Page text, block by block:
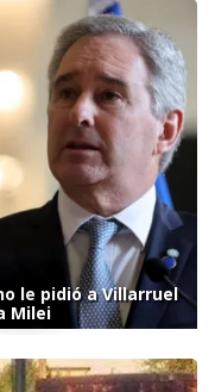
le pidió a Villarruel
Milei